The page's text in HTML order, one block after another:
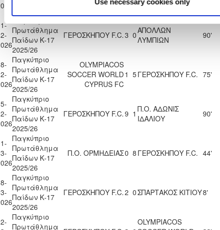
Use necessary cookies only
Πρωτάθλημα
Παίδων Κ-17
2025/26
ΓΕΡΟΣΚΗΠΟΥ F.C.3 0ΑΠΟΛΛΩΝ
ΛΥΜΠΙΩΝ
90'
Παγκύπριο
Πρωτάθλημα
Παίδων Κ-17
2025/26
OLYMPIACOS
SOCCER WORLD
CYPRUS FC
1 5ΓΕΡΟΣΚΗΠΟΥ F.C. 75'
Παγκύπριο
Πρωτάθλημα
Παίδων Κ-17
2025/26
ΓΕΡΟΣΚΗΠΟΥ F.C.9 1 Π.Ο. ΑΔΩΝΙΣ
ΙΔΑΛΙΟΥ
90'
Παγκύπριο
Πρωτάθλημα
Παίδων Κ-17
2025/26
Π.Ο. ΟΡΜΗΔΕΙΑΣ0 8 ΓΕΡΟΣΚΗΠΟΥ F.C. 44'
Παγκύπριο
Πρωτάθλημα
Παίδων Κ-17
2025/26
ΓΕΡΟΣΚΗΠΟΥ F.C.2 0ΣΠΑΡΤΑΚΟΣ ΚΙΤΙΟΥ8'
Παγκύπριο
Πρωτάθλημα
OLYMPIACOS